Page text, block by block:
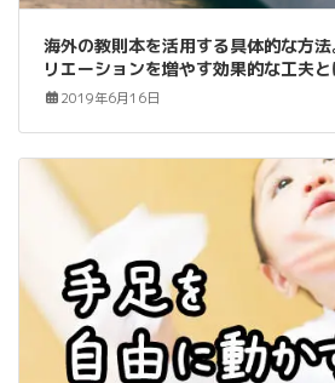
海外の教則本を活用する具体的な方
リエーションを増やす効果的な工夫と
2019年6月16日